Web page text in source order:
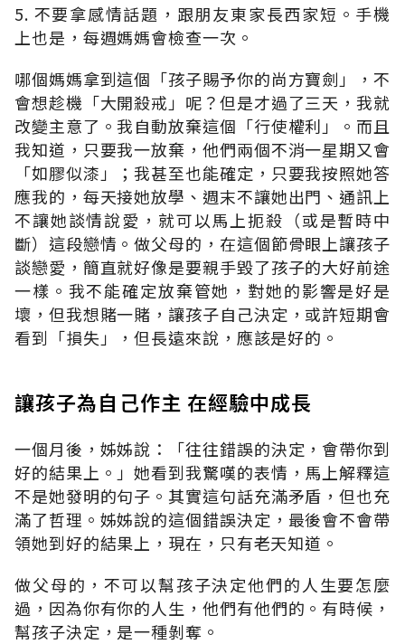
5. 不要拿感情話題，跟朋友東家長西家短。手機
上也是，每週媽媽會檢查一次。
哪個媽媽拿到這個「孩子賜予你的尚方寶劍」，不
會想趁機「大開殺戒」呢？但是才過了三天，我就
改變主意了。我自動放棄這個「行使權利」。而且
我知道，只要我一放棄，他們兩個不消一星期又會
「如膠似漆」；我甚至也能確定，只要我按照她答
應我的，每天接她放學、週末不讓她出門、通訊上
不讓她談情說愛，就可以馬上扼殺（或是暫時中
斷）這段戀情。做父母的，在這個節骨眼上讓孩子
談戀愛，簡直就好像是要親手毀了孩子的大好前途
一樣。我不能確定放棄管她，對她的影響是好是
壞，但我想賭一賭，讓孩子自己決定，或許短期會
看到「損失」，但長遠來說，應該是好的。
讓孩子為自己作主 在經驗中成長
一個月後，姊姊說：「往往錯誤的決定，會帶你到
好的結果上。」她看到我驚嘆的表情，馬上解釋這
不是她發明的句子。其實這句話充滿矛盾，但也充
滿了哲理。姊姊說的這個錯誤決定，最後會不會帶
領她到好的結果上，現在，只有老天知道。
做父母的，不可以幫孩子決定他們的人生要怎麼
過，因為你有你的人生，他們有他們的。有時候，
幫孩子決定，是一種剝奪。